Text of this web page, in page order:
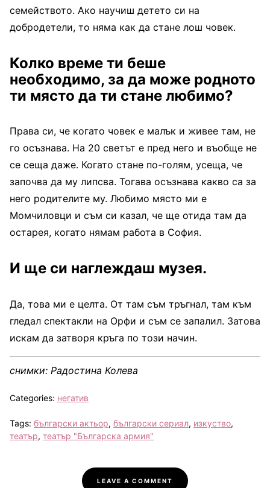
семейството. Ако научиш детето си на
добродетели, то няма как да стане лош човек.
Колко време ти беше
необходимо, за да може родното
ти място да ти стане любимо?
Права си, че когато човек е малък и живее там, не
го осъзнава. На 20 светът е пред него и въобще не
се сеща даже. Когато стане по-голям, усеща, че
започва да му липсва. Тогава осъзнава какво са за
него родителите му. Любимо място ми е
Момчиловци и съм си казал, че ще отида там да
остарея, когато нямам работа в София.
И ще си наглеждаш музея.
Да, това ми е целта. От там съм тръгнал, там към
гледал спектакли на Орфи и съм се запалил. Затова
искам да затворя кръга по този начин.
снимки: Радостина Колева
Categories: негатив
Tags: български актьор, български сериал, изкуство,
театър, театър "Българска армия"
LEAVE A COMMENT